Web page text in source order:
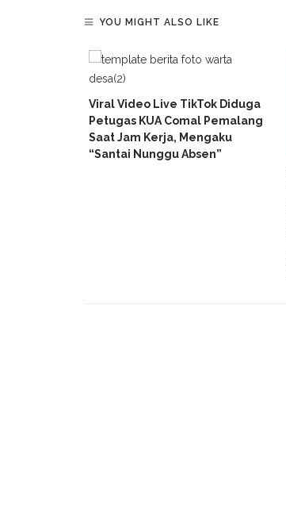
YOU MIGHT ALSO LIKE
Viral Video Live TikTok Diduga
Petugas KUA Comal Pemalang
Saat Jam Kerja, Mengaku
“Santai Nunggu Absen”